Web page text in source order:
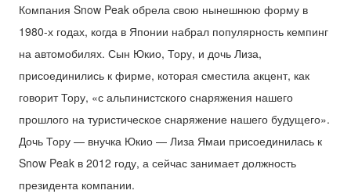
Компания Snow Peak обрела свою нынешнюю форму в
1980-х годах, когда в Японии набрал популярность кемпинг
на автомобилях. Сын Юкио, Тору, и дочь Лиза,
присоединились к фирме, которая сместила акцент, как
говорит Тору, «с альпинистского снаряжения нашего
прошлого на туристическое снаряжение нашего будущего».
Дочь Тору — внучка Юкио — Лиза Ямаи присоединилась к
Snow Peak в 2012 году, а сейчас занимает должность
президента компании.